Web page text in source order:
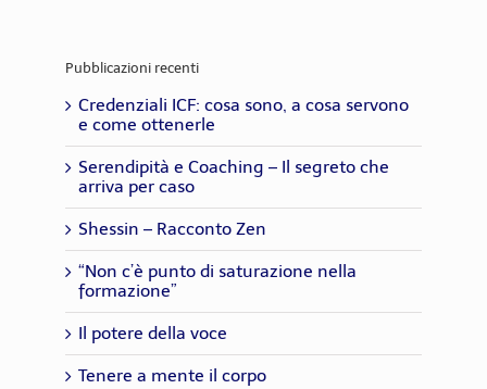
Pubblicazioni recenti
Credenziali ICF: cosa sono, a cosa servono
e come ottenerle
Serendipità e Coaching – Il segreto che
arriva per caso
Shessin – Racconto Zen
“Non c’è punto di saturazione nella
formazione”
Il potere della voce
Tenere a mente il corpo